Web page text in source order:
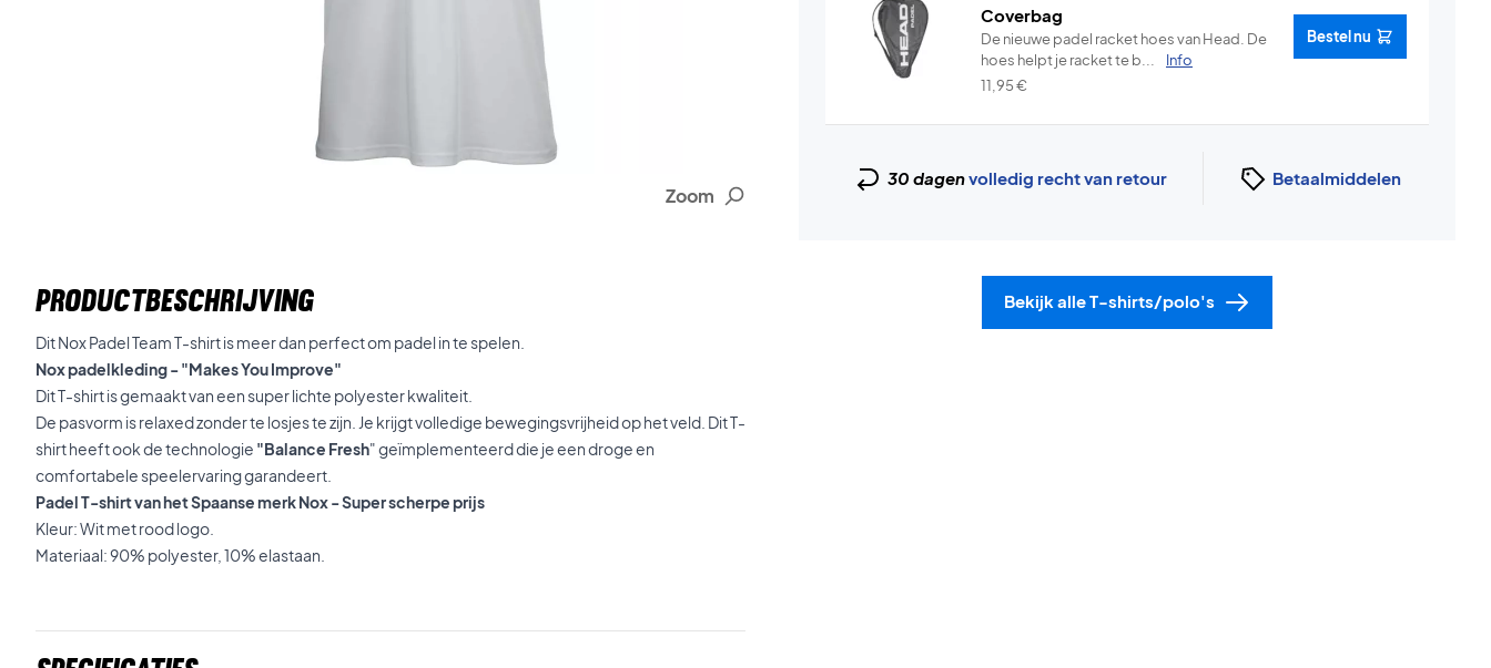
Zoom
PRODUCTBESCHRIJVING
Dit Nox Padel Team T-shirt is meer dan perfect om padel in te spelen.
Nox padelkleding - "Makes You Improve"
Dit T-shirt is gemaakt van een super lichte polyester kwaliteit.
De pasvorm is relaxed zonder te losjes te zijn. Je krijgt volledige bewegingsvrijheid op het veld. Dit T-
shirt heeft ook de technologie "Balance Fresh" geïmplementeerd die je een droge en
comfortabele speelervaring garandeert.
Padel T-shirt van het Spaanse merk Nox - Super scherpe prijs
Kleur: Wit met rood logo.
Materiaal: 90% polyester, 10% elastaan.
Coverbag
De nieuwe padel racket hoes van Head. De
hoes helpt je racket te b...
Info
11,95€
Bestel nu
30 dagenvolledig recht van retour Betaalmiddelen
Bekijk alle T-shirts/polo's